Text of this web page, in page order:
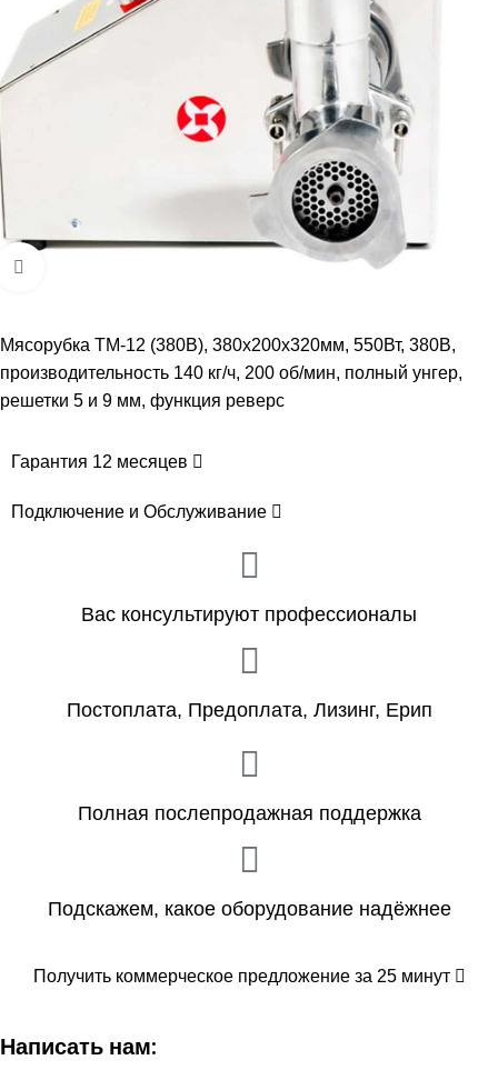
Мясорубка ТМ-12 (380В), 380х200х320мм, 550Вт, 380В,
производительность 140 кг/ч, 200 об/мин, полный унгер,
решетки 5 и 9 мм, функция реверс
Гарантия 12 месяцев
Подключение и Обслуживание
Вас консультируют профессионалы
Постоплата, Предоплата, Лизинг, Ерип
Полная послепродажная поддержка
Подскажем, какое оборудование надёжнее
Получить коммерческое предложение за 25 минут
Написать нам: